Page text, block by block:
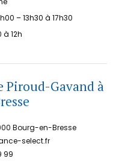
– 13h30 à 17h30
à 12h
Piroud-Gavand à
Bourg-en-Bresse
select.fr
99